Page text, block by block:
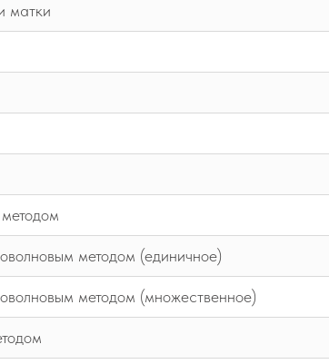
матки
методом (единичное)
методом (множественное)